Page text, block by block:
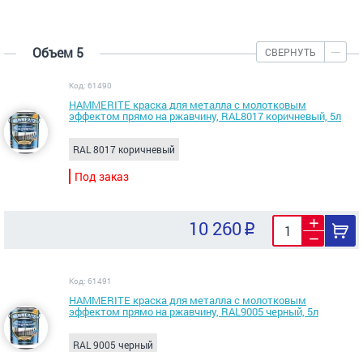
Объем 5 СВЕРНУТЬ
Код: 61490
HAMMERITE краска для металла с молотковым
эффектом прямо на ржавчину, RAL8017 коричневый, 5л
RAL 8017 коричневый
Под заказ
10 260
Код: 61491
HAMMERITE краска для металла с молотковым
эффектом прямо на ржавчину, RAL9005 черный, 5л
RAL 9005 черный